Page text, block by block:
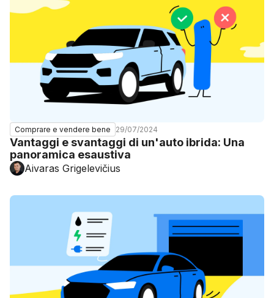
Comprare e vendere bene 29/07/2024
Vantaggi e svantaggi di un'auto ibrida: Una
panoramica esaustiva
Aivaras Grigelevičius